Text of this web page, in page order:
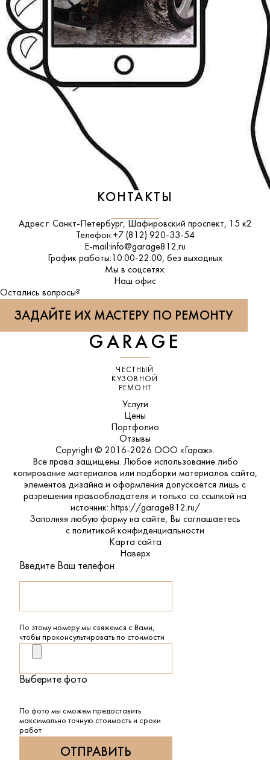
КОНТАКТЫ
Адрес:г. Санкт-Петербург, Шафировский проспект, 15 к2
Телефон:+7 (812) 920-33-54
E-mail:info@garage812.ru
График работы: 10.00-22.00, без выходных
Мы в соцсетях:
ВКонтакте
Наш офис
Остались вопросы?
ЗАДАЙТЕ ИХ МАСТЕРУ ПО РЕМОНТУ
GARAGE
ЧЕСТНЫЙ
КУЗОВНОЙ
РЕМОНТ
Услуги
Цены
Портфолио
Отзывы
Copyright © 2016-2026 ООО «Гараж».
Все права защищены. Любое использование либо
копирование материалов или подборки материалов сайта,
элементов дизайна и оформления допускается лишь с
разрешения правообладателя и только со ссылкой на
источник: https://garage812.ru/
Заполняя любую форму на сайте, Вы соглашаетесь
с политикой конфиденциальности
Карта сайта
Наверх
Введите Ваш телефон
По этому номеру мы свяжемся с Вами,
чтобы проконсультировать по стоимости
Выберите фото
По фото мы сможем предоставить
максимально точную стоимость и сроки
работ